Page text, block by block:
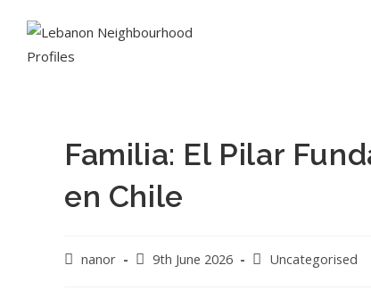
Familia: El Pilar
en Chile
nanor 9th June 2026 Uncategorised